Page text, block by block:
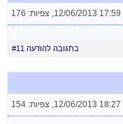
12/06/2013 17:59
, צפיות: 176
בתגובה להודעה #11
12/06/2013 18:27
, צפיות: 154